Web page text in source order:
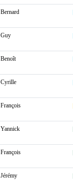
Bernard
Guy
Benoît
Cyrille
François
Yannick
François
Jérémy